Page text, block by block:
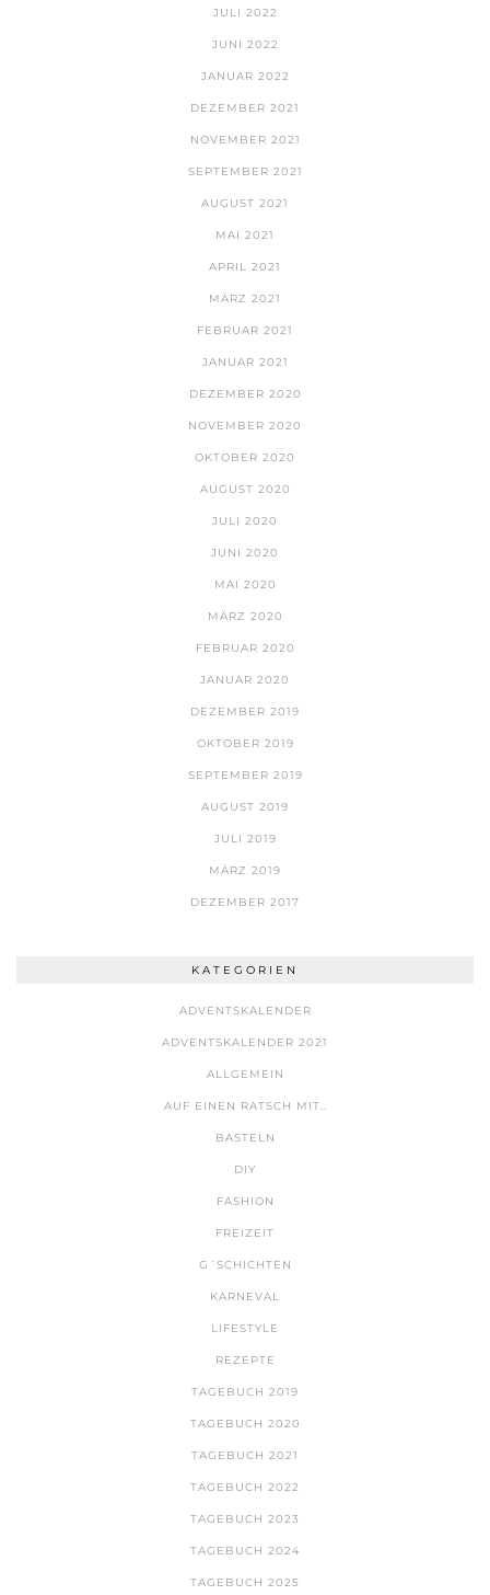
JULI 2022
JUNI 2022
JANUAR 2022
DEZEMBER 2021
NOVEMBER 2021
SEPTEMBER 2021
AUGUST 2021
MAI 2021
APRIL 2021
MÄRZ 2021
FEBRUAR 2021
JANUAR 2021
DEZEMBER 2020
NOVEMBER 2020
OKTOBER 2020
AUGUST 2020
JULI 2020
JUNI 2020
MAI 2020
MÄRZ 2020
FEBRUAR 2020
JANUAR 2020
DEZEMBER 2019
OKTOBER 2019
SEPTEMBER 2019
AUGUST 2019
JULI 2019
MÄRZ 2019
DEZEMBER 2017
KATEGORIEN
ADVENTSKALENDER
ADVENTSKALENDER 2021
ALLGEMEIN
AUF EINEN RATSCH MIT..
BASTELN
DIY
FASHION
FREIZEIT
G´SCHICHTEN
KARNEVAL
LIFESTYLE
REZEPTE
TAGEBUCH 2019
TAGEBUCH 2020
TAGEBUCH 2021
TAGEBUCH 2022
TAGEBUCH 2023
TAGEBUCH 2024
TAGEBUCH 2025